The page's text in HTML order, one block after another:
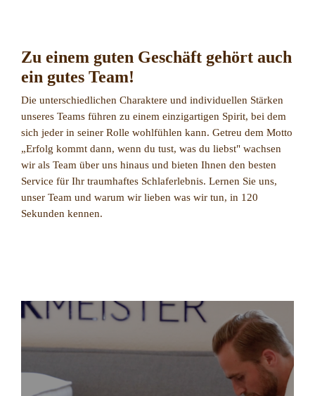
Zu einem guten Geschäft gehört auch
ein gutes Team!
Die unterschiedlichen Charaktere und individuellen Stärken
unseres Teams führen zu einem einzigartigen Spirit, bei dem
sich jeder in seiner Rolle wohlfühlen kann. Getreu dem Motto
„Erfolg kommt dann, wenn du tust, was du liebst" wachsen
wir als Team über uns hinaus und bieten Ihnen den besten
Service für Ihr traumhaftes Schlaferlebnis. Lernen Sie uns,
unser Team und warum wir lieben was wir tun, in 120
Sekunden kennen.